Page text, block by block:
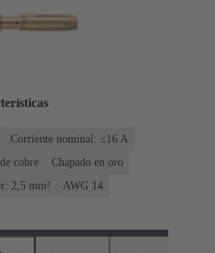
Corriente nominal: ≤16 A
cobre
Chapado en oro
2,5 mm²
AWG 14